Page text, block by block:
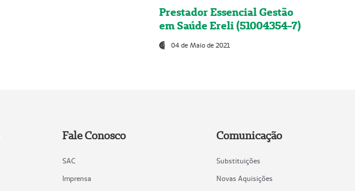
Prestador Essencial Gestão
em Saúde Ereli (51004354-7)
04 de Maio de 2021
Fale Conosco
SAC
Imprensa
Comunicação
Substituições
Novas Aquisições